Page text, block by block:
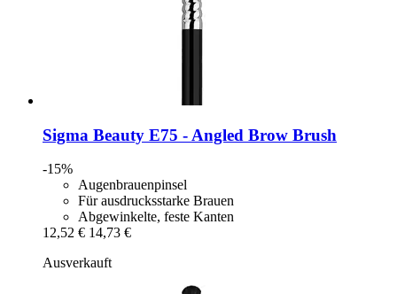
Sigma Beauty E75 -​ Angled Brow Brush
-15%
Augenbrauenpinsel
Für ausdrucksstarke Brauen
Abgewinkelte, feste Kanten
12,52 € 14,73 €
Ausverkauft